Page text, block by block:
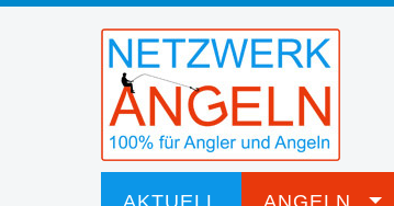
AKTUELL ANGELN